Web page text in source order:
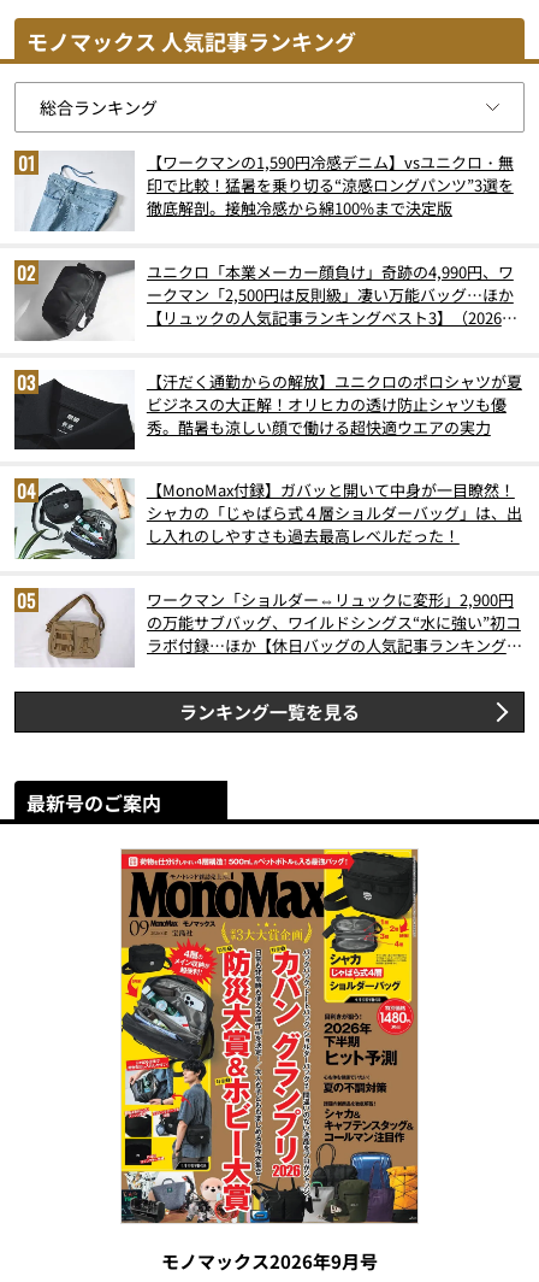
モノマックス 人気記事ランキング
【ワークマンの1,590円冷感デニム】vsユニクロ・無
印で比較！猛暑を乗り切る“涼感ロングパンツ”3選を
徹底解剖。接触冷感から綿100%まで決定版
ユニクロ「本業メーカー顔負け」奇跡の4,990円、ワ
ークマン「2,500円は反則級」凄い万能バッグ…ほか
【リュックの人気記事ランキングベスト3】（2026年
【汗だく通勤からの解放】ユニクロのポロシャツが夏
ビジネスの大正解！オリヒカの透け防止シャツも優
秀。酷暑も涼しい顔で働ける超快適ウエアの実力
【MonoMax付録】ガバッと開いて中身が一目瞭然！
シャカの「じゃばら式４層ショルダーバッグ」は、出
し入れのしやすさも過去最高レベルだった！
ワークマン「ショルダー⇔リュックに変形」2,900円
の万能サブバッグ、ワイルドシングス“水に強い”初コ
ラボ付録…ほか【休日バッグの人気記事ランキングベ
ランキング一覧を見る
最新号のご案内
モノマックス2026年9月号